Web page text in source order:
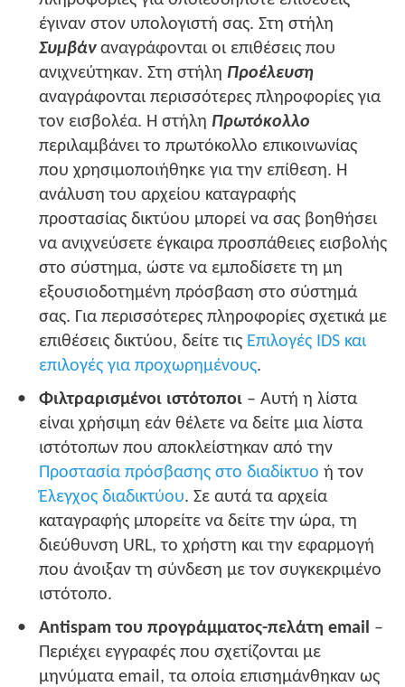
έγιναν στον υπολογιστή σας. Στη στήλη
Συμβάναναγράφονται οι επιθέσεις που
ανιχνεύτηκαν. Στη στήλη Προέλευση
αναγράφονται περισσότερες πληροφορίες για
τον εισβολέα. Η στήλη Πρωτόκολλο
περιλαμβάνει το πρωτόκολλο επικοινωνίας
που χρησιμοποιήθηκε για την επίθεση. Η
ανάλυση του αρχείου καταγραφής
προστασίας δικτύου μπορεί να σας βοηθήσει
να ανιχνεύσετε έγκαιρα προσπάθειες εισβολής
στο σύστημα, ώστε να εμποδίσετε τη μη
εξουσιοδοτημένη πρόσβαση στο σύστημά
σας. Για περισσότερες πληροφορίες σχετικά με
επιθέσεις δικτύου, δείτε τις Επιλογές IDS και
επιλογές για προχωρημένους.
Φιλτραρισμένοι ιστότοποι – Αυτή η λίστα
είναι χρήσιμη εάν θέλετε να δείτε μια λίστα
ιστότοπων που αποκλείστηκαν από την
Προστασία πρόσβασης στο διαδίκτυο ή τον
Έλεγχος διαδικτύου. Σε αυτά τα αρχεία
καταγραφής μπορείτε να δείτε την ώρα, τη
διεύθυνση URL, το χρήστη και την εφαρμογή
που άνοιξαν τη σύνδεση με τον συγκεκριμένο
ιστότοπο.
Antispam του προγράμματος-πελάτη email –
Περιέχει εγγραφές που σχετίζονται με
μηνύματα email, τα οποία επισημάνθηκαν ως